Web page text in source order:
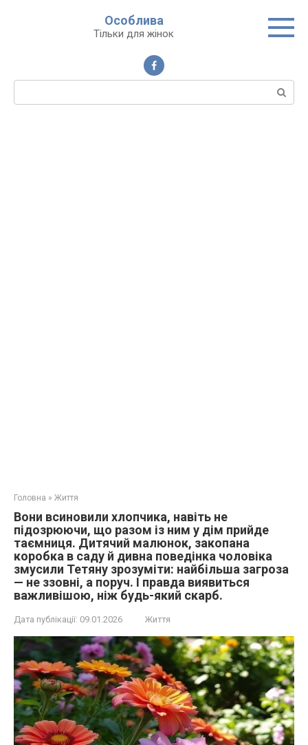
Особлива
Тільки для жінок
Пошук:
Головна » Життя
Вони всиновили хлопчика, навіть не
підозрюючи, що разом із ним у дім прийде
таємниця. Дитячий малюнок, закопана
коробка в саду й дивна поведінка чоловіка
змусили Тетяну зрозуміти: найбільша загроза
— не ззовні, а поруч. І правда виявиться
важливішою, ніж будь-який скарб.
Дата публікації: 09.01.2026 Життя